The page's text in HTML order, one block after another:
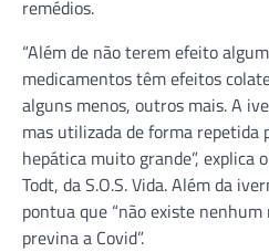
remédios.
“Além de não terem efeito
medicamentos têm efeitos
alguns menos, outros mais. A
mas utilizada de forma repetida
hepática muito grande”, explica
Todt, da S.O.S. Vida. Além da
pontua que “não existe
previna a Covid”.